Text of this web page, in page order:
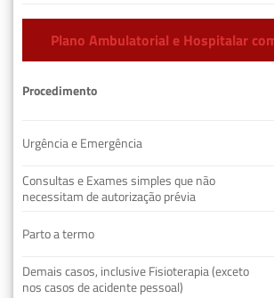
Plano Ambulatorial e Hospitalar
Procedimento
Urgência e Emergência
Consultas e Exames simples que não
necessitam de autorização prévia
Parto a termo
Demais casos, inclusive Fisioterapia (exceto
nos casos de acidente pessoal)